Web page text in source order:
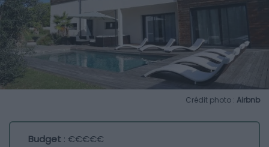
Crédit photo : Airbnb
Budget : €€€€€